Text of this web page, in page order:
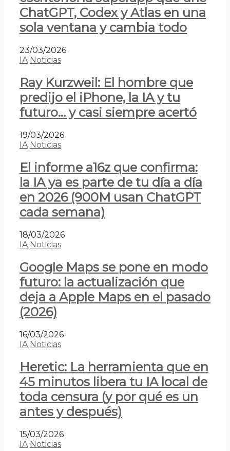
ChatGPT, Codex y Atlas en una
sola ventana y cambia todo
23/03/2026
IA Noticias
Ray Kurzweil: El hombre que
predijo el iPhone, la IA y tu
futuro… y casi siempre acertó
19/03/2026
IA Noticias
El informe a16z que confirma:
la IA ya es parte de tu día a día
en 2026 (900M usan ChatGPT
cada semana)
18/03/2026
IA Noticias
Google Maps se pone en modo
futuro: la actualización que
deja a Apple Maps en el pasado
(2026)
16/03/2026
IA Noticias
Heretic: La herramienta que en
45 minutos libera tu IA local de
toda censura (y por qué es un
antes y después)
15/03/2026
IA Noticias